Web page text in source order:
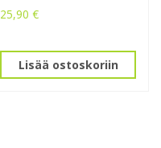
25,90€
Lisää ostoskoriin